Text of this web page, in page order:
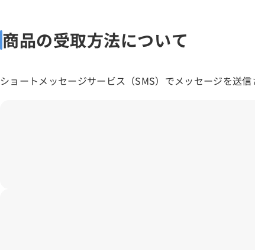
商品の受取方法について
ショートメッセージサービス（SMS）でメッセージを送